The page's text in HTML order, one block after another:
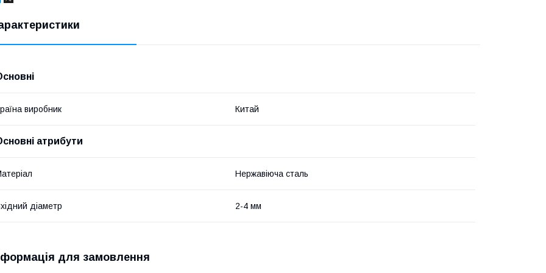
виробник Китай
атрибути
Нержавіюча сталь
діаметр 2-4 мм
для замовлення